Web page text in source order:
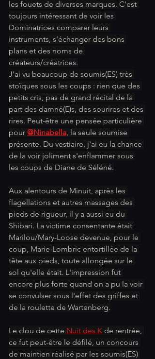
les fouets de diverses marques. C'est
toujours intéressant de voir les
Dominatrices comparer leurs
instruments, s'échanger des bons
plans et des noms de
créateurs/créatrices.
J'ai vu beaucoup de soumis(ES) très
stoïques sous les coups : rien que des
petits cris, pas de grand récital de la
part des damné(E)s, des sourires et des
rires. Peut-être une pensée particulière
pour @Ninabella , la seule soumise
présente. Du vestiaire, j'ai eu la chance
de la voir joliment s'enflammer sous
les coups de Diane de Séléné.
Aux alentours de Minuit, après les
flagellations et autres massages des
pieds de rigueur, il y a aussi eu du
Shibari. La victime consentante était
Marilou/Mary-Loose devenue, pour le
coup, Marie-Lombric entortillée de la
tête aux pieds, toute allongée sur le
sol qu'elle était. L'impression fut
encore plus forte quand on a pu la voir
se convulser sous l'effet des griffes et
de la roulette de Wartenberg.
Le clou de cette Nuit des K de rentrée,
ce fut peut-être le défilé, un concours
de maintien réalisé par les soumis(ES)